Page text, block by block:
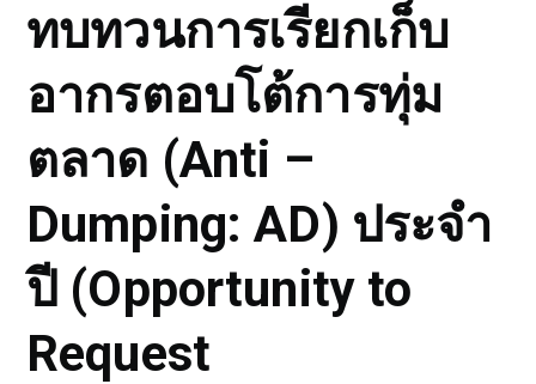
ทบทวนการเรียกเก็บ
อากรตอบโต้การทุ่ม
ตลาด (Anti –
Dumping: AD) ประจำ
ปี (Opportunity to
Request